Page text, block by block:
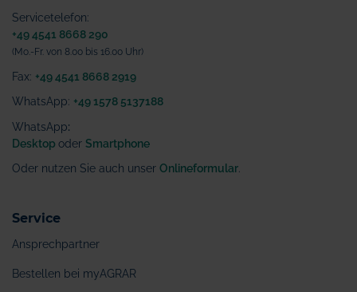
Servicetelefon:
+49 4541 8668 290
(Mo.-Fr. von 8.00 bis 16.00 Uhr)
Fax: +49 4541 8668 2919
WhatsApp: +49 1578 5137188
WhatsApp:
Desktop oder Smartphone
Oder nutzen Sie auch unser Onlineformular
Service
Ansprechpartner
Bestellen bei myAGRAR